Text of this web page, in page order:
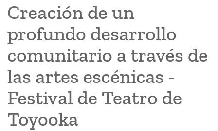
Creación de un
profundo desarrollo
comunitario a través de
las artes escénicas -
Festival de Teatro de
Toyooka